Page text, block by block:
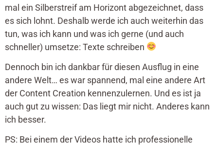
mal ein Silberstreif am Horizont abgezeichnet, dass
es sich lohnt. Deshalb werde ich auch weiterhin das
tun, was ich kann und was ich gerne (und auch
schneller) umsetze: Texte schreiben
Dennoch bin ich dankbar für diesen Ausflug in eine
andere Welt… es war spannend, mal eine andere Art
der Content Creation kennenzulernen. Und es ist ja
auch gut zu wissen: Das liegt mir nicht. Anderes kann
ich besser.
PS: Bei einem der Videos hatte ich professionelle